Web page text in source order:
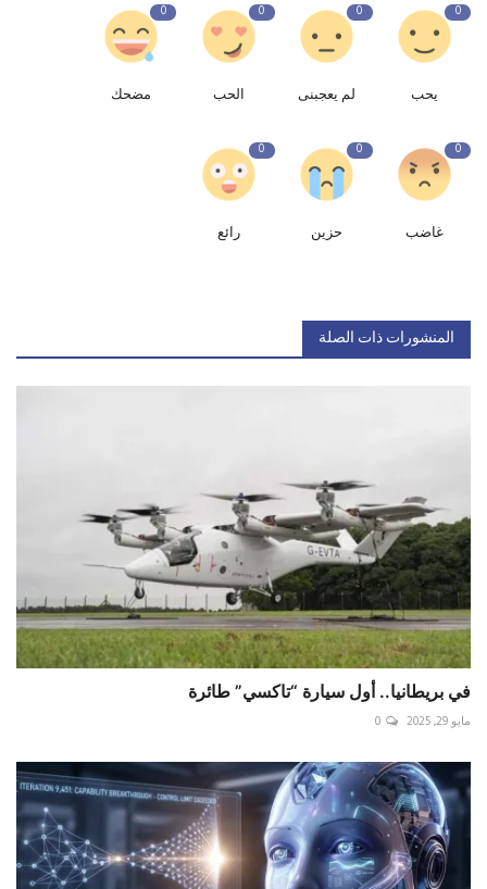
0
يحب
0
لم يعجبنى
0
الحب
0
مضحك
0
غاضب
0
حزين
0
رائع
المنشورات ذات الصلة
في بريطانيا.. أول سيارة “تاكسي” طائرة
مايو 29, 2025 0